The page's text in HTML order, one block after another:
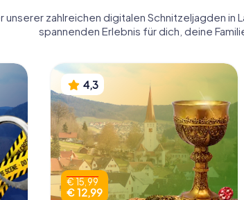
zahlreichen digitalen Schnitzeljagden in
spannenden Erlebnis für dich, deine
4,3
€ 15,99
€ 12,99